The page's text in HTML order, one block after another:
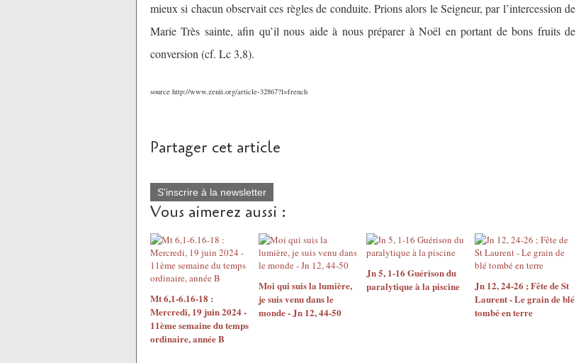
mieux si chacun observait ces règles de conduite. Prions alors le Seigneur, par l’intercession de
Marie Très sainte, afin qu’il nous aide à nous préparer à Noël en portant de bons fruits de
conversion (cf. Lc 3,8).
source http://www.zenit.org/article-32867?l=french
Partager cet article
S'inscrire à la newsletter
Vous aimerez aussi :
Mt 6,1-6.16-18 :
Mercredi, 19 juin 2024 -
11ème semaine du temps
ordinaire, année B
Moi qui suis la lumière,
je suis venu dans le
monde - Jn 12, 44-50
Jn 5, 1-16 Guérison du
paralytique à la piscine
Jn 12, 24-26 ; Fête de St
Laurent - Le grain de blé
tombé en terre